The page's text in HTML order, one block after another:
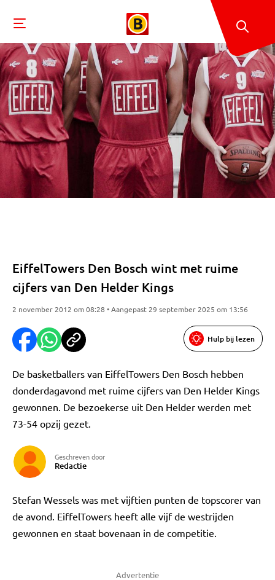
EiffelTowers Den Bosch wint met ruime
cijfers van Den Helder Kings
2 november 2012 om 08:28 • Aangepast 29 september 2025 om 13:56
Hulp bij lezen
De basketballers van EiffelTowers Den Bosch hebben
donderdagavond met ruime cijfers van Den Helder Kings
gewonnen. De bezoekerse uit Den Helder werden met
73-54 opzij gezet.
Geschreven door
Redactie
Stefan Wessels was met vijftien punten de topscorer van
de avond. EiffelTowers heeft alle vijf de westrijden
gewonnen en staat bovenaan in de competitie.
Advertentie